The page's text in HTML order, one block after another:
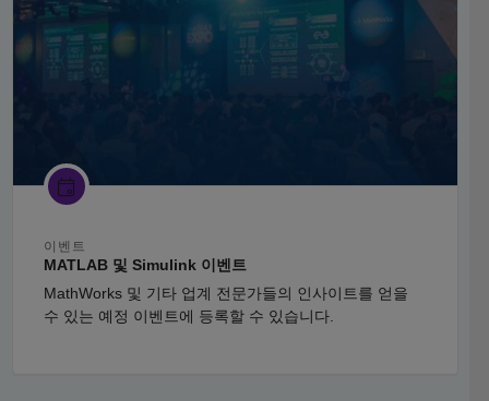
이벤트
MATLAB 및 Simulink 이벤트
MathWorks 및 기타 업계 전문가들의 인사이트를 얻을
수 있는 예정 이벤트에 등록할 수 있습니다.